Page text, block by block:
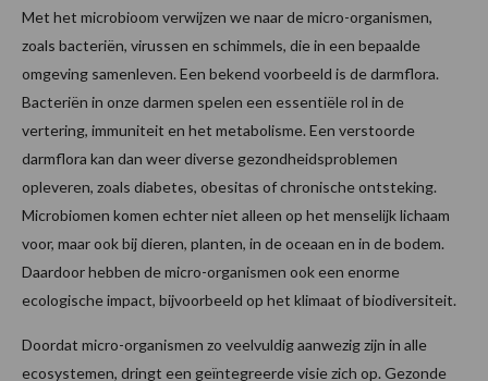
Met het microbioom verwijzen we naar de micro-organismen,
zoals bacteriën, virussen en schimmels, die in een bepaalde
omgeving samenleven. Een bekend voorbeeld is de darmflora.
Bacteriën in onze darmen spelen een essentiële rol in de
vertering, immuniteit en het metabolisme. Een verstoorde
darmflora kan dan weer diverse gezondheidsproblemen
opleveren, zoals diabetes, obesitas of chronische ontsteking.
Microbiomen komen echter niet alleen op het menselijk lichaam
voor, maar ook bij dieren, planten, in de oceaan en in de bodem.
Daardoor hebben de micro-organismen ook een enorme
ecologische impact, bijvoorbeeld op het klimaat of biodiversiteit.
Doordat micro-organismen zo veelvuldig aanwezig zijn in alle
ecosystemen, dringt een geïntegreerde visie zich op. Gezonde